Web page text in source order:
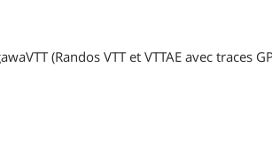
(Randos VTT et VTTAE avec traces